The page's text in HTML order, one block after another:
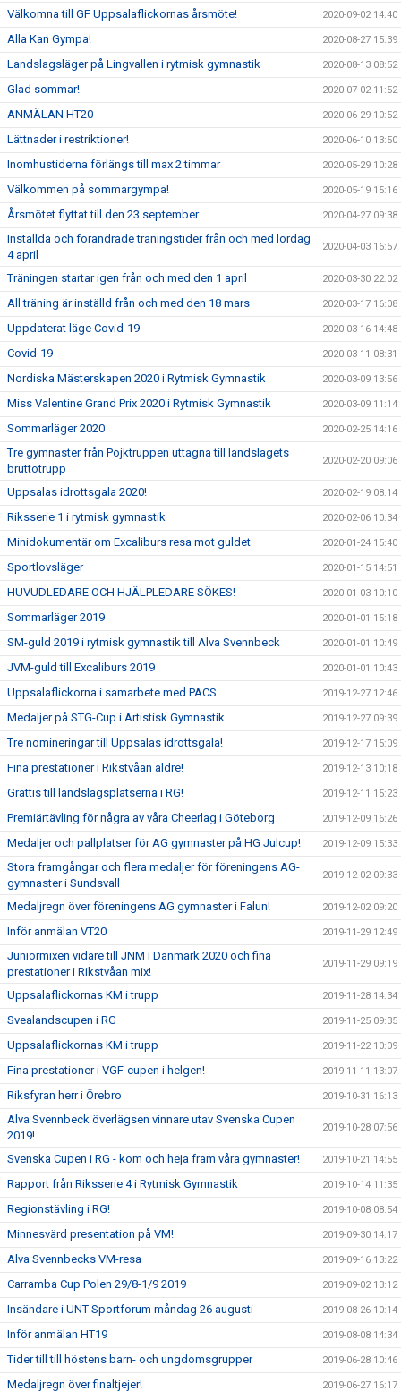
Välkomna till GF Uppsalaflickornas årsmöte! 2020-09-02 14:40
Alla Kan Gympa! 2020-08-27 15:39
Landslagsläger på Lingvallen i rytmisk gymnastik 2020-08-13 08:52
Glad sommar! 2020-07-02 11:52
ANMÄLAN HT20 2020-06-29 10:52
Lättnader i restriktioner! 2020-06-10 13:50
Inomhustiderna förlängs till max 2 timmar 2020-05-29 10:28
Välkommen på sommargympa! 2020-05-19 15:16
Årsmötet flyttat till den 23 september 2020-04-27 09:38
Inställda och förändrade träningstider från och med lördag
4 april
2020-04-03 16:57
Träningen startar igen från och med den 1 april 2020-03-30 22:02
All träning är inställd från och med den 18 mars 2020-03-17 16:08
Uppdaterat läge Covid-19 2020-03-16 14:48
Covid-19 2020-03-11 08:31
Nordiska Mästerskapen 2020 i Rytmisk Gymnastik 2020-03-09 13:56
Miss Valentine Grand Prix 2020 i Rytmisk Gymnastik 2020-03-09 11:14
Sommarläger 2020 2020-02-25 14:16
Tre gymnaster från Pojktruppen uttagna till landslagets
bruttotrupp
2020-02-20 09:06
Uppsalas idrottsgala 2020! 2020-02-19 08:14
Riksserie 1 i rytmisk gymnastik 2020-02-06 10:34
Minidokumentär om Excaliburs resa mot guldet 2020-01-24 15:40
Sportlovsläger 2020-01-15 14:51
HUVUDLEDARE OCH HJÄLPLEDARE SÖKES! 2020-01-03 10:10
Sommarläger 2019 2020-01-01 15:18
SM-guld 2019 i rytmisk gymnastik till Alva Svennbeck 2020-01-01 10:49
JVM-guld till Excaliburs 2019 2020-01-01 10:43
Uppsalaflickorna i samarbete med PACS 2019-12-27 12:46
Medaljer på STG-Cup i Artistisk Gymnastik 2019-12-27 09:39
Tre nomineringar till Uppsalas idrottsgala! 2019-12-17 15:09
Fina prestationer i Rikstvåan äldre! 2019-12-13 10:18
Grattis till landslagsplatserna i RG! 2019-12-11 15:23
Premiärtävling för några av våra Cheerlag i Göteborg 2019-12-09 16:26
Medaljer och pallplatser för AG gymnaster på HG Julcup! 2019-12-09 15:33
Stora framgångar och flera medaljer för föreningens AG-
gymnaster i Sundsvall
2019-12-02 09:33
Medaljregn över föreningens AG gymnaster i Falun! 2019-12-02 09:20
Inför anmälan VT20 2019-11-29 12:49
Juniormixen vidare till JNM i Danmark 2020 och fina
prestationer i Rikstvåan mix!
2019-11-29 09:19
Uppsalaflickornas KM i trupp 2019-11-28 14:34
Svealandscupen i RG 2019-11-25 09:35
Uppsalaflickornas KM i trupp 2019-11-22 10:09
Fina prestationer i VGF-cupen i helgen! 2019-11-11 13:07
Riksfyran herr i Örebro 2019-10-31 16:13
Alva Svennbeck överlägsen vinnare utav Svenska Cupen
2019!
2019-10-28 07:56
Svenska Cupen i RG - kom och heja fram våra gymnaster! 2019-10-21 14:55
Rapport från Riksserie 4 i Rytmisk Gymnastik 2019-10-14 11:35
Regionstävling i RG! 2019-10-08 08:54
Minnesvärd presentation på VM! 2019-09-30 14:17
Alva Svennbecks VM-resa 2019-09-16 13:22
Carramba Cup Polen 29/8-1/9 2019 2019-09-02 13:12
Insändare i UNT Sportforum måndag 26 augusti 2019-08-26 10:14
Inför anmälan HT19 2019-08-08 14:34
Tider till till höstens barn- och ungdomsgrupper 2019-06-28 10:46
Medaljregn över finaltjejer! 2019-06-27 16:17